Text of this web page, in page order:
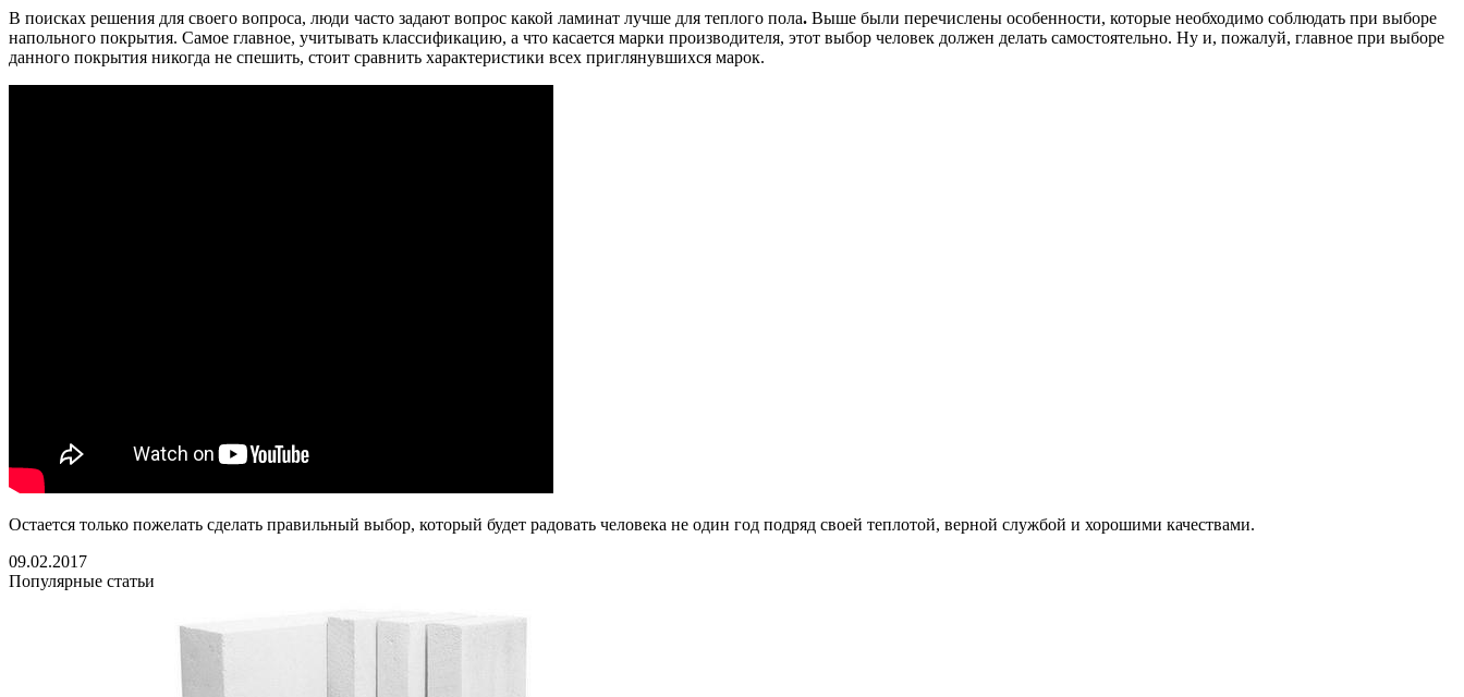
В поисках решения для своего вопроса, люди часто задают вопрос какой ламинат лучше для теплого пола. Выше были перечислены особенности, которые необходимо соблюдать при выборе
напольного покрытия. Самое главное, учитывать классификацию, а что касается марки производителя, этот выбор человек должен делать самостоятельно. Ну и, пожалуй, главное при выборе
данного покрытия никогда не спешить, стоит сравнить характеристики всех приглянувшихся марок.
Остается только пожелать сделать правильный выбор, который будет радовать человека не один год подряд своей теплотой, верной службой и хорошими качествами.
09.02.2017
Популярные статьи